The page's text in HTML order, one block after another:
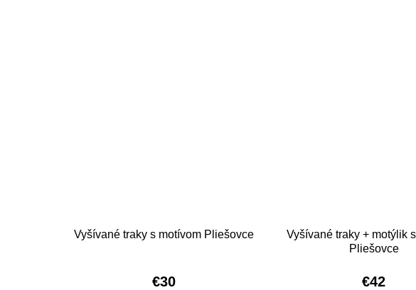
Vyšívané traky s motívom Pliešovce
€30
Vyšívané traky + motýlik
Pliešovce
€42